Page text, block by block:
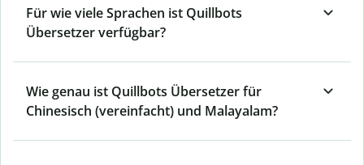
Für wie viele Sprachen ist Quillbots
Übersetzer verfügbar?
Wie genau ist Quillbots Übersetzer für
Chinesisch (vereinfacht) und Malayalam?